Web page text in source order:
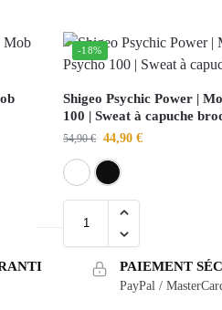
-18%
Shigeo Psychic Power |
100 | Sweat à capuche
54,90€ 44,90€
PAIEMENT
PayPal /